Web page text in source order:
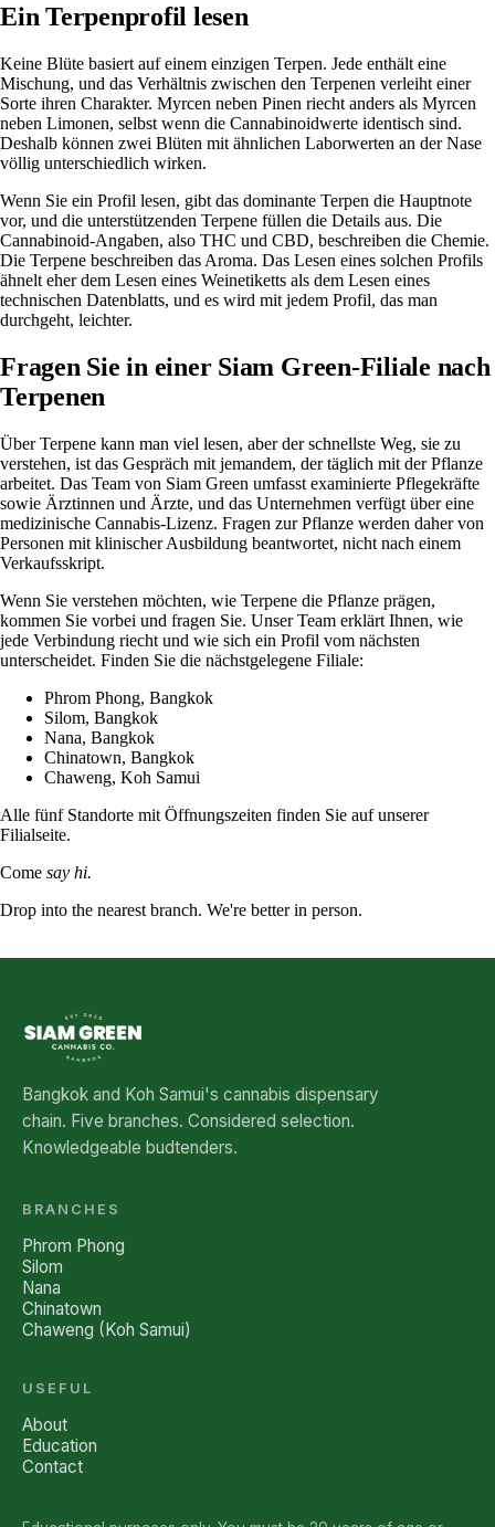
Ein Terpenprofil lesen
Keine Blüte basiert auf einem einzigen Terpen. Jede enthält eine
Mischung, und das Verhältnis zwischen den Terpenen verleiht einer
Sorte ihren Charakter. Myrcen neben Pinen riecht anders als Myrcen
neben Limonen, selbst wenn die Cannabinoidwerte identisch sind.
Deshalb können zwei Blüten mit ähnlichen Laborwerten an der Nase
völlig unterschiedlich wirken.
Wenn Sie ein Profil lesen, gibt das dominante Terpen die Hauptnote
vor, und die unterstützenden Terpene füllen die Details aus. Die
Cannabinoid-Angaben, also THC und CBD, beschreiben die Chemie.
Die Terpene beschreiben das Aroma. Das Lesen eines solchen Profils
ähnelt eher dem Lesen eines Weinetiketts als dem Lesen eines
technischen Datenblatts, und es wird mit jedem Profil, das man
durchgeht, leichter.
Fragen Sie in einer Siam Green-Filiale nach
Terpenen
Über Terpene kann man viel lesen, aber der schnellste Weg, sie zu
verstehen, ist das Gespräch mit jemandem, der täglich mit der Pflanze
arbeitet. Das Team von Siam Green umfasst examinierte Pflegekräfte
sowie Ärztinnen und Ärzte, und das Unternehmen verfügt über eine
medizinische Cannabis-Lizenz. Fragen zur Pflanze werden daher von
Personen mit klinischer Ausbildung beantwortet, nicht nach einem
Verkaufsskript.
Wenn Sie verstehen möchten, wie Terpene die Pflanze prägen,
kommen Sie vorbei und fragen Sie. Unser Team erklärt Ihnen, wie
jede Verbindung riecht und wie sich ein Profil vom nächsten
unterscheidet. Finden Sie die nächstgelegene Filiale:
Phrom Phong, Bangkok
Silom, Bangkok
Nana, Bangkok
Chinatown, Bangkok
Chaweng, Koh Samui
Alle fünf Standorte mit Öffnungszeiten finden Sie auf unserer
Filialseite.
Come say hi.
Drop into the nearest branch. We're better in person.
Bangkok and Koh Samui's cannabis dispensary
chain. Five branches. Considered selection.
Knowledgeable budtenders.
BRANCHES
Phrom Phong
Silom
Nana
Chinatown
Chaweng (Koh Samui)
USEFUL
About
Education
Contact